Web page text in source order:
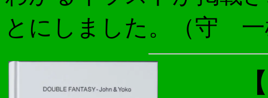
とにしました。（守